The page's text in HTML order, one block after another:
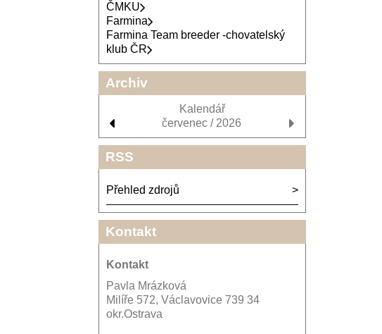
ČMKU
Farmina
Farmina Team breeder -chovatelský
klub ČR
Archiv
Kalendář
červenec / 2026
RSS
Přehled zdrojů
Kontakt
Kontakt
Pavla Mrázková
Milíře 572, Václavovice 739 34
okr.Ostrava